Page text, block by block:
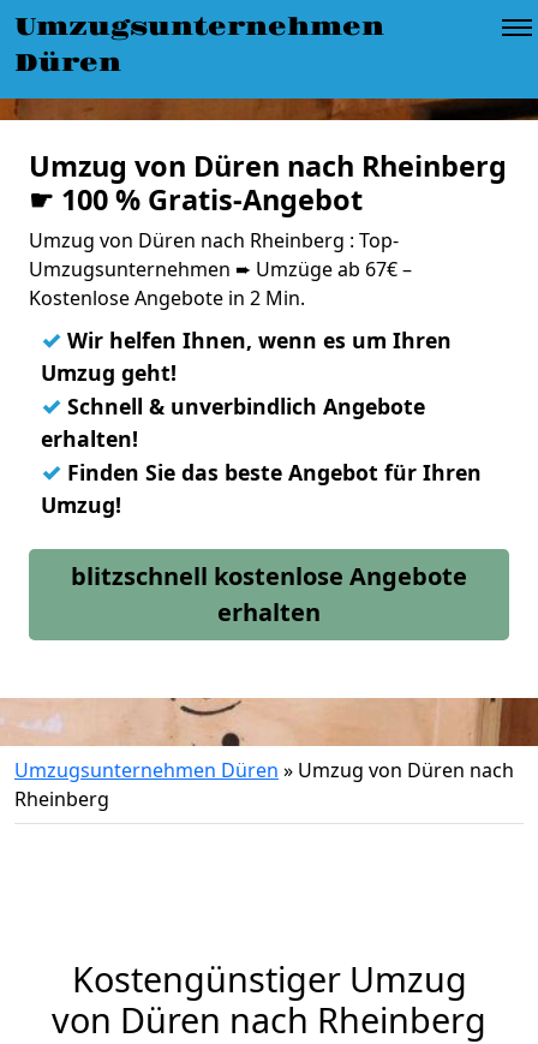
Umzugsunternehmen
Düren
Umzug von Düren nach Rheinberg
☛ 100 % Gratis-Angebot
Umzug von Düren nach Rheinberg : Top-
Umzugsunternehmen ➨ Umzüge ab 67€ –
Kostenlose Angebote in 2 Min.
✓ Wir helfen Ihnen, wenn es um Ihren
Umzug geht!
✓ Schnell & unverbindlich Angebote
erhalten!
✓ Finden Sie das beste Angebot für Ihren
Umzug!
blitzschnell kostenlose Angebote
erhalten
Umzugsunternehmen Düren » Umzug von Düren nach
Rheinberg
Kostengünstiger Umzug
von Düren nach Rheinberg